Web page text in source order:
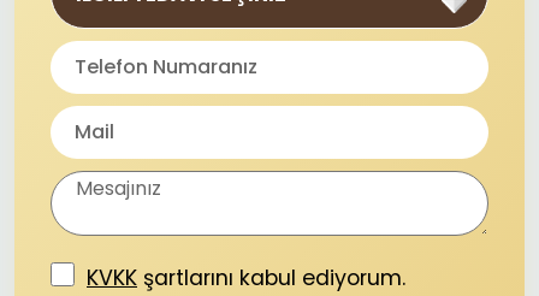
KVKK şartlarını kabul ediyorum.